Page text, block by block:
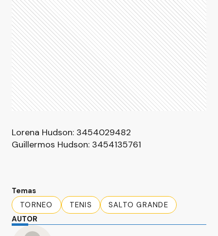
Lorena Hudson: 3454029482
Guillermos Hudson: 3454135761
Temas
TORNEO
TENIS
SALTO GRANDE
AUTOR